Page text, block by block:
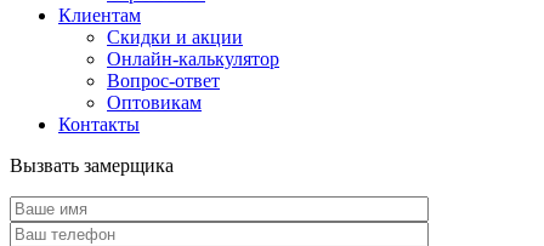
Клиентам
Скидки и акции
Онлайн-калькулятор
Вопрос-ответ
Оптовикам
Контакты
Вызвать замерщика